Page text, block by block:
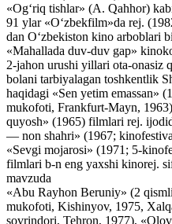
«Og‘riq tishlar» (A. Qahhor)
91 ylar «O‘zbekfilm»da rej.
dan O‘zbekiston kino arboblari
«Mahallada duv-duv gap»
2-jahon urushi yillari ota-onasiz
bolani tarbiyalagan toshkentlik
haqidagi «Sen yetim emassan»
mukofoti, Frankfurt-Mayn,
quyosh» (1965) filmlari rej.
— non shahri» (1967;
«Sevgi mojarosi» (1971; 5-
filmlari b-n eng yaxshi kinorej.
mavzuda
«Abu Rayhon Beruniy» (2
mukofoti, Kishinyov, 1975,
sovrindori, Tehron, 1977),